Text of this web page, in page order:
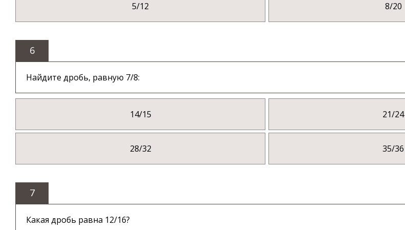
5/12 8/20
6
Найдите дробь, равную 7/8:
14/15 21/24
28/32 35/36
7
Какая дробь равна 12/16?